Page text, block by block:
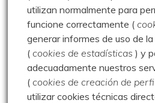
utilizan normalmente para
funcione correctamente (
generar informes de uso de
(cookies de estadísticas ) y
adecuadamente nuestros
(cookies de creación de
utilizar cookies técnicas